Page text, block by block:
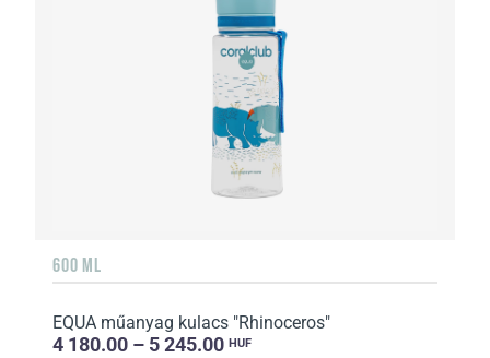
600 ML
EQUA műanyag kulacs "Rhinoceros"
4 180.00 – 5 245.00 HUF